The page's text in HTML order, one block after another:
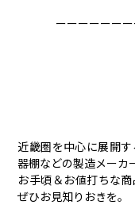
ーーーーーー
近畿圏を中心に展開
器棚などの製造メーカ
お手頃＆お値打ちな
ぜひお見知りおきを。